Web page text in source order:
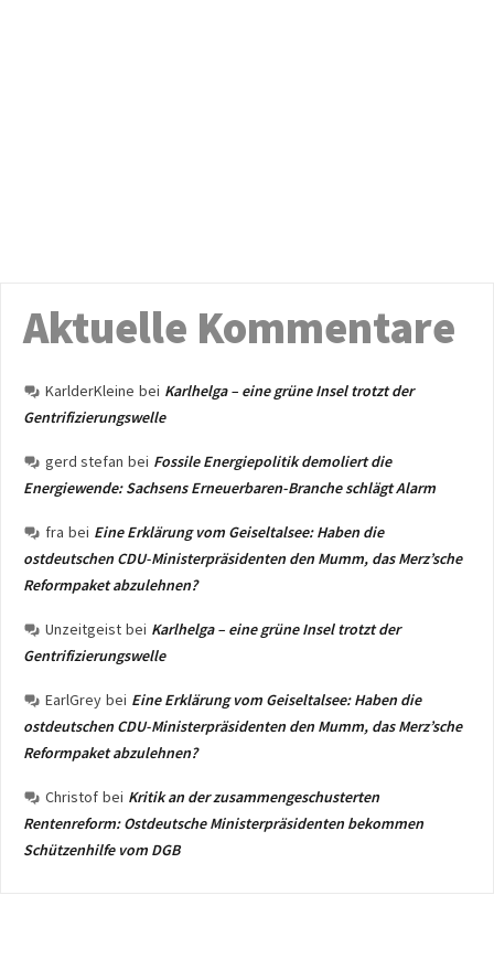
Aktuelle Kommentare
KarlderKleine bei Karlhelga – eine grüne Insel trotzt der
Gentrifizierungswelle
gerd stefan bei Fossile Energiepolitik demoliert die
Energiewende: Sachsens Erneuerbaren-Branche schlägt Alarm
fra bei Eine Erklärung vom Geiseltalsee: Haben die
ostdeutschen CDU-Ministerpräsidenten den Mumm, das Merz’sche
Reformpaket abzulehnen?
Unzeitgeist bei Karlhelga – eine grüne Insel trotzt der
Gentrifizierungswelle
EarlGrey bei Eine Erklärung vom Geiseltalsee: Haben die
ostdeutschen CDU-Ministerpräsidenten den Mumm, das Merz’sche
Reformpaket abzulehnen?
Christof bei Kritik an der zusammengeschusterten
Rentenreform: Ostdeutsche Ministerpräsidenten bekommen
Schützenhilfe vom DGB